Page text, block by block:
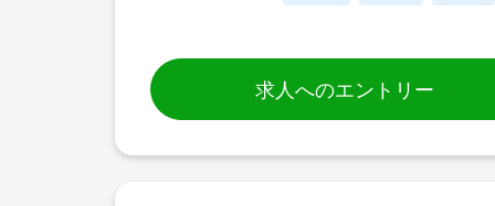
求人へのエントリー